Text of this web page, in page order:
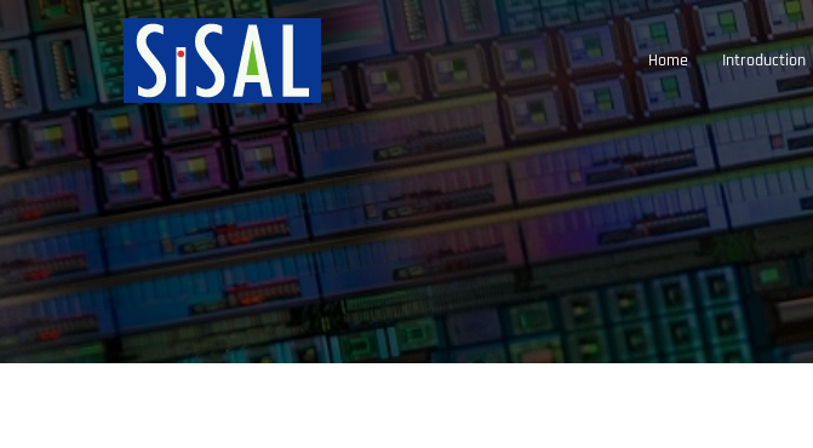
至
主
要
容
Home Introduction